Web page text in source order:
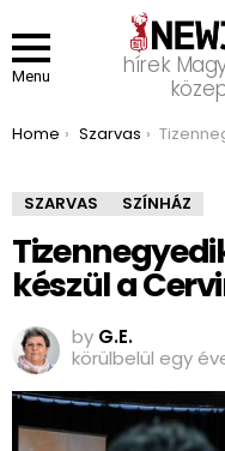
Menu
hírek
You are here:
Home Szarvas Tizennegyedik
SZARVAS SZÍNHÁZ
készül a
by G.E.
körülbelül egy